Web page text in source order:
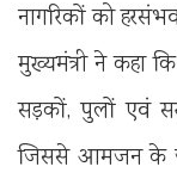
नागरिकों को
मुख्यमंत्री ने कहा
सड़कों, पुलों एवं
जिससे आमजन के